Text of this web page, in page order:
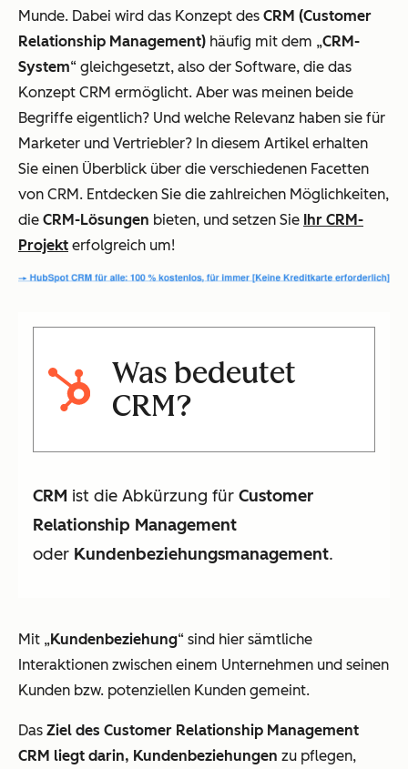
Munde. Dabei wird das Konzept des CRM (Customer
Relationship Management) häufig mit dem „CRM-
System“ gleichgesetzt, also der Software, die das
Konzept CRM ermöglicht. Aber was meinen beide
Begriffe eigentlich? Und welche Relevanz haben sie für
Marketer und Vertriebler? In diesem Artikel erhalten
Sie einen Überblick über die verschiedenen Facetten
von CRM. Entdecken Sie die zahlreichen Möglichkeiten,
die CRM-Lösungen bieten, und setzen Sie Ihr CRM-
Projekt erfolgreich um!
Was bedeutet
CRM?
CRM ist die Abkürzung für Customer
Relationship Management
oder Kundenbeziehungsmanagement.
Mit „Kundenbeziehung“ sind hier sämtliche
Interaktionen zwischen einem Unternehmen und seinen
Kunden bzw. potenziellen Kunden gemeint.
Das Ziel des Customer Relationship Management
CRM liegt darin, Kundenbeziehungen zu pflegen,